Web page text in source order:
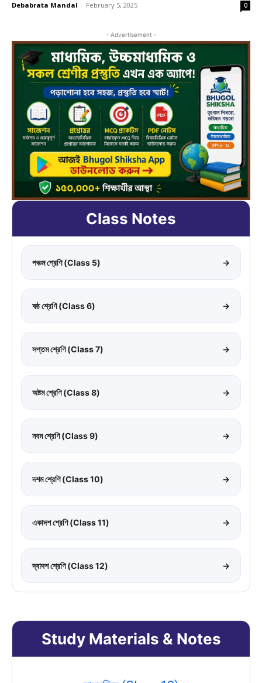
Debabrata Mandal - February 5, 2025 0
- Advertisement -
Class Notes
পঞ্চম শ্রেণি (Class 5) →
ষষ্ঠ শ্রেণি (Class 6) →
সপ্তম শ্রেণি (Class 7) →
অষ্টম শ্রেণি (Class 8) →
নবম শ্রেণি (Class 9) →
দশম শ্রেণি (Class 10) →
একাদশ শ্রেণি (Class 11) →
দ্বাদশ শ্রেণি (Class 12) →
Study Materials & Notes